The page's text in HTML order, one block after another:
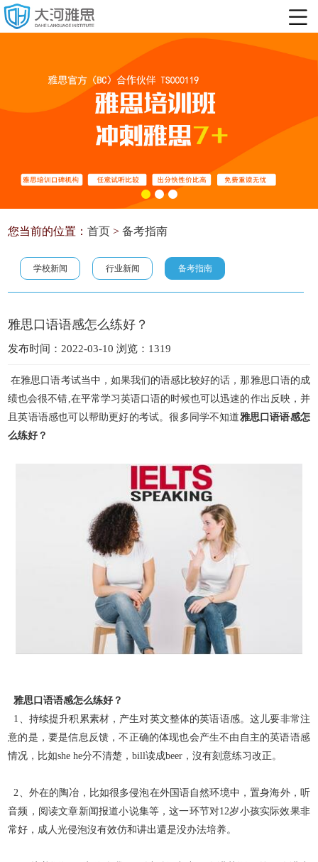
您当前的位置：首页 >备考指南
学校新闻 行业新闻 备考指南
雅思口语语感怎么练好？
发布时间：2022-03-10 浏览：1319
在雅思口语考试当中，如果我们的语感比较好的话，那雅思口语的成
绩也会很不错,在平常学习英语口语的时候也可以迅速的作出反映，并
且英语语感也可以帮助更好的考试。很 多同学不知道雅思口语语感怎
么练好？
雅思口语语感怎么练好？
1、持续提升积累素材，产生对英文整体的英语语感。这儿要非常注
意的是，要是信息反馈，不正确的体现也会产生不由自主的英语语感
情况，比如she he分不清楚，bill读成beer，沒有刻意练习改正。
2、外在的陶冶，比如很多侵泡在外国语自然环境中，置身海外，听
音频，阅读文章新闻报道小说集等，这一环节对12岁小孩实际效果非
常好，成人光侵泡沒有效仿和讲出還是没办法培养。